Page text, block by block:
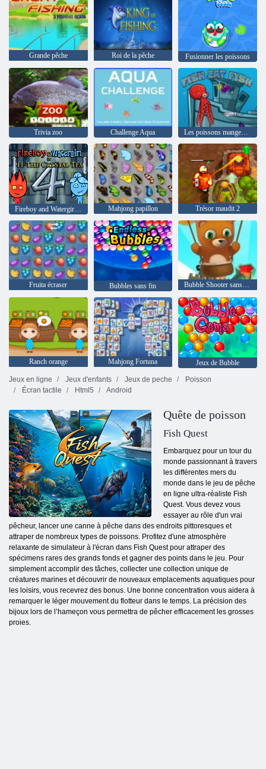
Grande pêche Roi de la pêche Fusionner les poissons
Trivia zoo Challenge Aqua Les poissons mangent du poisson
Fireboy and Watergirl 4: The Crystal Temple Mahjong papillon Trésor maudit 2
Fruita écraser Bubbles sans fin Bubble Shooter sans fin
Ranch orange Mahjong Fortuna
Jeux de Bubble
Jeux en ligne
Jeux d'enfants Jeux de peche
Poisson
Écran tactile
Html5 Android
Quête de poisson
Fish Quest
Embarquez pour un tour du
monde passionnant à travers
les différentes mers du
monde dans le jeu de pêche
en ligne ultra-réaliste Fish
Quest. Vous devez vous
essayer au rôle d'un vrai
pêcheur, lancer une canne à pêche dans des endroits pittoresques et
attraper de nombreux types de poissons. Profitez d'une atmosphère
relaxante de simulateur à l'écran dans Fish Quest pour attraper des
spécimens rares des grands fonds et gagner des points dans le jeu. Pour
simplement accomplir des tâches, collecter une collection unique de
créatures marines et découvrir de nouveaux emplacements aquatiques pour
les loisirs, vous recevrez des bonus. Une bonne concentration vous aidera à
remarquer le léger mouvement du flotteur dans le temps. La précision des
bijoux lors de l’hameçon vous permettra de pêcher efficacement les grosses
proies.